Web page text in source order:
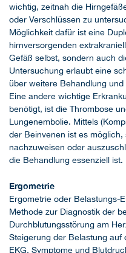
wichtig, zeitnah die
oder Verschlüssen zu
Möglichkeit dafür ist eine
hirnversorgenden
Gefäß selbst, sondern auch
Untersuchung erlaubt eine
über weitere Behandlung und
Eine andere wichtige
benötigt, ist die Thrombose
Lungenembolie. Mittels
der Beinvenen ist es
nachzuweisen oder
die Behandlung essenziell ist.
Ergometrie
Ergometrie oder Belastungs-
Methode zur Diagnostik der
Durchblutungsstörung am
Steigerung der Belastung auf
EKG, Symptome und